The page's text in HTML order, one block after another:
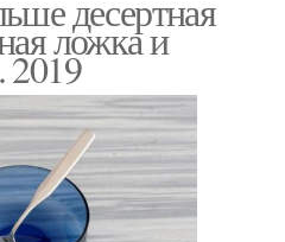
десертная
ложка и
2019